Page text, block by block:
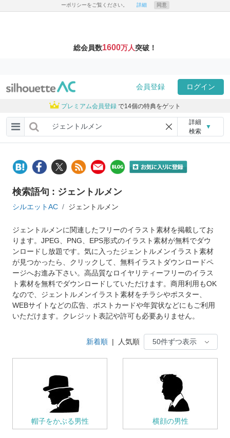
ーポリシーをご覧ください。 詳細 同意
総会員数1600万人突破！
会員登録 ログイン
プレミアム会員登録 で14個の特典をゲット
詳細
検索
▼
検索語句 : ジェントルメン
シルエットAC ジェントルメン
ジェントルメンに関連したフリーのイラスト素材を掲載してお
ります。JPEG、PNG、EPS形式のイラスト素材が無料でダウ
ンロードし放題です。気に入ったジェントルメンイラスト素材
が見つかったら、クリックして、無料イラストダウンロードペ
ージへお進み下さい。高品質なロイヤリティーフリーのイラス
ト素材を無料でダウンロードしていただけます。商用利用もOK
なので、ジェントルメンイラスト素材をチラシやポスター、
WEBサイトなどの広告、ポストカードや年賀状などにもご利用
いただけます。クレジット表記や許可も必要ありません。
新着順 | 人気順
帽子をかぶる男性 横顔の男性